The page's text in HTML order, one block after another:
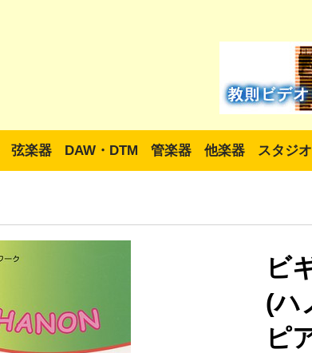
弦楽器 DAW・DTM 管楽器 他楽器 スタジ
ビ
(ハ
ピ